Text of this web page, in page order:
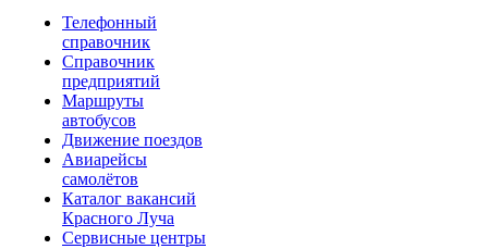
Телефонный
справочник
Справочник
предприятий
Маршруты
автобусов
Движение поездов
Авиарейсы
самолётов
Каталог вакансий
Красного Луча
Сервисные центры